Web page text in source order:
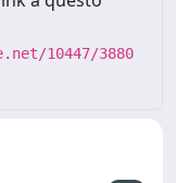
10447/3880